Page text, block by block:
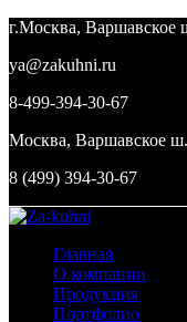
г.Москва, Варшавское
ya@zakuhni.ru
8-499-394-30-67
Москва, Варшавское
8 (499) 394-30-67
Главная
О компании
Продукция
Портфолио